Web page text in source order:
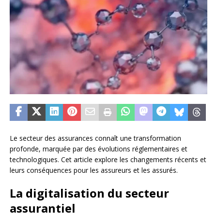
Le secteur des assurances connaît une transformation
profonde, marquée par des évolutions réglementaires et
technologiques. Cet article explore les changements récents et
leurs conséquences pour les assureurs et les assurés.
La digitalisation du secteur
assurantiel